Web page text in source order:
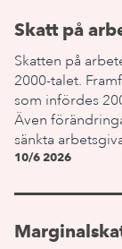
Skatt på
Skatten på
2000-talet.
som infördes
Även
sänkta
10/6 2026